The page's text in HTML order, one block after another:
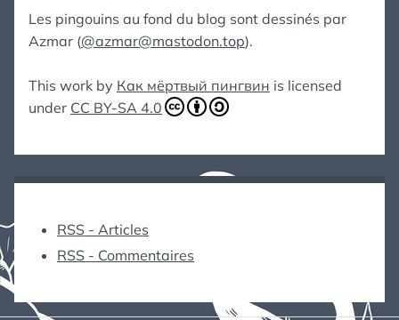
Les pingouins au fond du blog sont dessinés par
Azmar (@azmar@mastodon.top).
This work by Как мёртвый пингвин is licensed
under CC BY-SA 4.0
RSS - Articles
RSS - Commentaires